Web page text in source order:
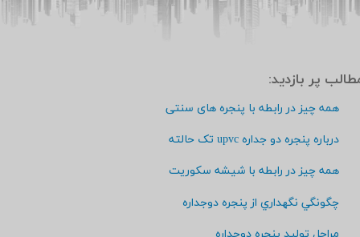
پر بازديد:
همه چیز در رابطه با پنجره های سنتی
درباره پنجره دو جداره upvc تک حالته
همه چيز در رابطه با شيشه سكوريت
چگونگي نگهداري از پنجره دوجداره